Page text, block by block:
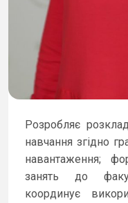
Розробляє
навчання згідно
навантаження;
занять до
координує